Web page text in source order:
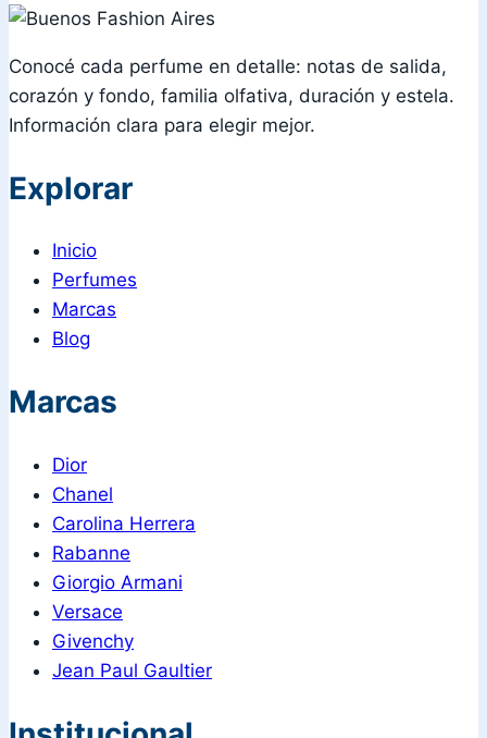
Conocé cada perfume en detalle: notas de salida,
corazón y fondo, familia olfativa, duración y estela.
Información clara para elegir mejor.
Explorar
Inicio
Perfumes
Marcas
Blog
Marcas
Dior
Chanel
Carolina Herrera
Rabanne
Giorgio Armani
Versace
Givenchy
Jean Paul Gaultier